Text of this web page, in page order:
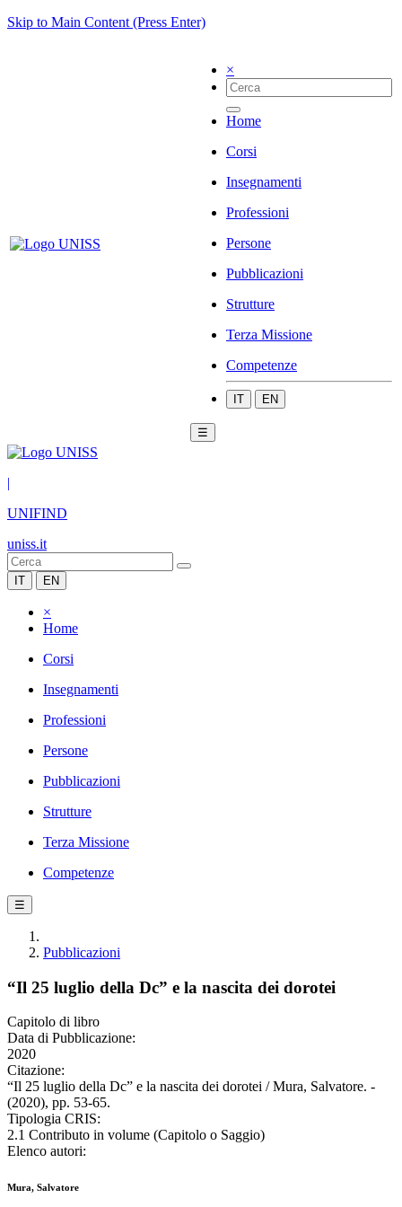
Skip to Main Content (Press Enter)
×
Home
Corsi
Insegnamenti
Professioni
Persone
Pubblicazioni
Strutture
Terza Missione
Competenze
IT EN
☰
|
UNIFIND
uniss.it
IT EN
×
Home
Corsi
Insegnamenti
Professioni
Persone
Pubblicazioni
Strutture
Terza Missione
Competenze
☰
Pubblicazioni
“Il 25 luglio della Dc” e la nascita dei dorotei
Capitolo di libro
Data di Pubblicazione:
2020
Citazione:
“Il 25 luglio della Dc” e la nascita dei dorotei / Mura, Salvatore. -
(2020), pp. 53-65.
Tipologia CRIS:
2.1 Contributo in volume (Capitolo o Saggio)
Elenco autori:
Mura, Salvatore